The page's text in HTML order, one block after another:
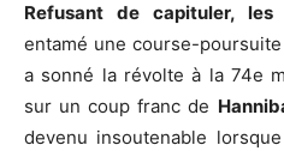
Refusant de capituler,
entamé une course-
a sonné la révolte à la 74e
sur un coup franc de
devenu insoutenable